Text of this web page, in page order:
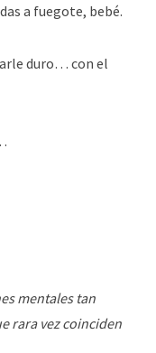
a fuegote, bebé.
duro… con el
mentales tan
rara vez coinciden